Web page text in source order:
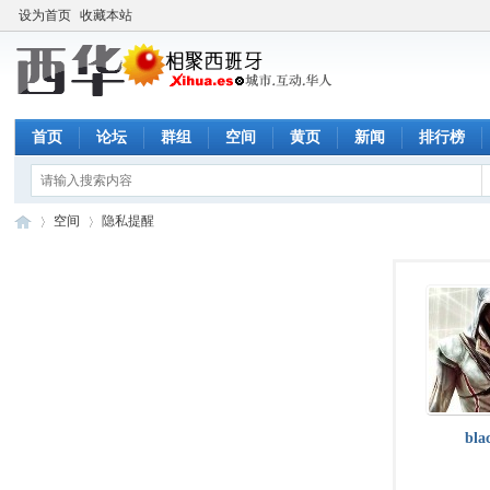
设为首页 收藏本站
首页 论坛 群组 空间 黄页 新闻 排行榜
空间 隐私提醒